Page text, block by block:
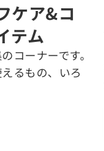
ケア&コ
テム
コーナーです。
るもの、いろ